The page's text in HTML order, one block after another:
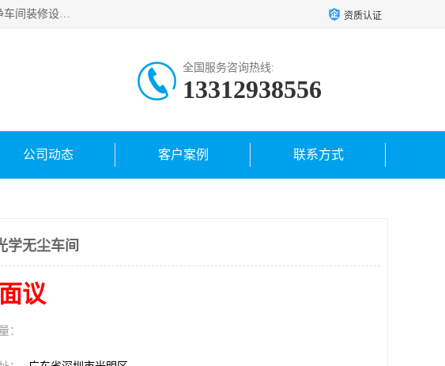
从事各种实验室、手术室、医院、食品、化妆品、制药、医疗器械、光学、半导体、精密电子等无尘车间行业的洁净车间装修设计、净化设备、恒温恒湿空调的设计制作与安装、净化系统工程项目施工及其技术支持服务。 资质认证
全国服务咨询热线:
13312938556
公司动态 客户案例 联系方式
学无尘车间
面议
：